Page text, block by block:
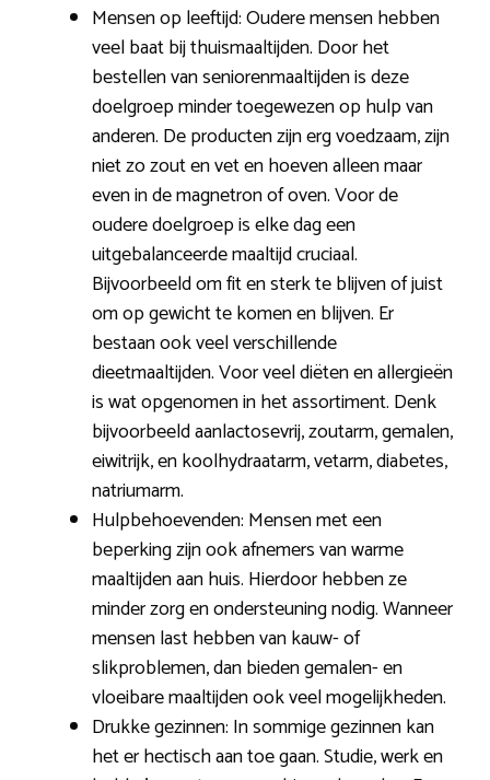
Mensen op leeftijd: Oudere mensen hebben
veel baat bij thuismaaltijden. Door het
bestellen van seniorenmaaltijden is deze
doelgroep minder toegewezen op hulp van
anderen. De producten zijn erg voedzaam, zijn
niet zo zout en vet en hoeven alleen maar
even in de magnetron of oven. Voor de
oudere doelgroep is elke dag een
uitgebalanceerde maaltijd cruciaal.
Bijvoorbeeld om fit en sterk te blijven of juist
om op gewicht te komen en blijven. Er
bestaan ook veel verschillende
dieetmaaltijden. Voor veel diëten en allergieën
is wat opgenomen in het assortiment. Denk
bijvoorbeeld aanlactosevrij, zoutarm, gemalen,
eiwitrijk, en koolhydraatarm, vetarm, diabetes,
natriumarm.
Hulpbehoevenden: Mensen met een
beperking zijn ook afnemers van warme
maaltijden aan huis. Hierdoor hebben ze
minder zorg en ondersteuning nodig. Wanneer
mensen last hebben van kauw- of
slikproblemen, dan bieden gemalen- en
vloeibare maaltijden ook veel mogelijkheden.
Drukke gezinnen: In sommige gezinnen kan
het er hectisch aan toe gaan. Studie, werk en